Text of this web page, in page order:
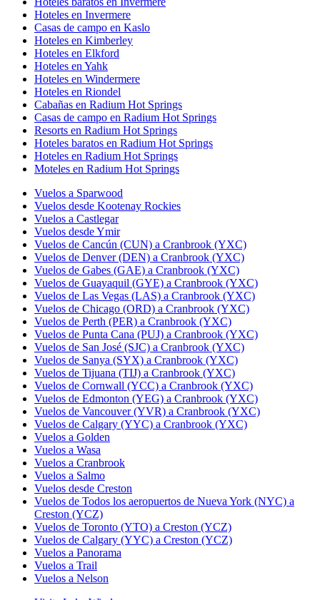
Hoteles en Invermere
Casas de campo en Kaslo
Hoteles en Kimberley
Hoteles en Elkford
Hoteles en Yahk
Hoteles en Windermere
Hoteles en Riondel
Cabañas en Radium Hot Springs
Casas de campo en Radium Hot Springs
Resorts en Radium Hot Springs
Hoteles baratos en Radium Hot Springs
Hoteles en Radium Hot Springs
Moteles en Radium Hot Springs
Vuelos a Sparwood
Vuelos desde Kootenay Rockies
Vuelos a Castlegar
Vuelos desde Ymir
Vuelos de Cancún (CUN) a Cranbrook (YXC)
Vuelos de Denver (DEN) a Cranbrook (YXC)
Vuelos de Gabes (GAE) a Cranbrook (YXC)
Vuelos de Guayaquil (GYE) a Cranbrook (YXC)
Vuelos de Las Vegas (LAS) a Cranbrook (YXC)
Vuelos de Chicago (ORD) a Cranbrook (YXC)
Vuelos de Perth (PER) a Cranbrook (YXC)
Vuelos de Punta Cana (PUJ) a Cranbrook (YXC)
Vuelos de San José (SJC) a Cranbrook (YXC)
Vuelos de Sanya (SYX) a Cranbrook (YXC)
Vuelos de Tijuana (TIJ) a Cranbrook (YXC)
Vuelos de Cornwall (YCC) a Cranbrook (YXC)
Vuelos de Edmonton (YEG) a Cranbrook (YXC)
Vuelos de Vancouver (YVR) a Cranbrook (YXC)
Vuelos de Calgary (YYC) a Cranbrook (YXC)
Vuelos a Golden
Vuelos a Wasa
Vuelos a Cranbrook
Vuelos a Salmo
Vuelos desde Creston
Vuelos de Todos los aeropuertos de Nueva York (NYC) a
Creston (YCZ)
Vuelos de Toronto (YTO) a Creston (YCZ)
Vuelos de Calgary (YYC) a Creston (YCZ)
Vuelos a Panorama
Vuelos a Trail
Vuelos a Nelson